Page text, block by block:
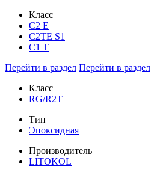
Класс
С2 Е
C2TE S1
C1 T
Перейти в раздел Перейти в раздел
Класс
RG/R2T
Тип
Эпоксидная
Производитель
LITOKOL